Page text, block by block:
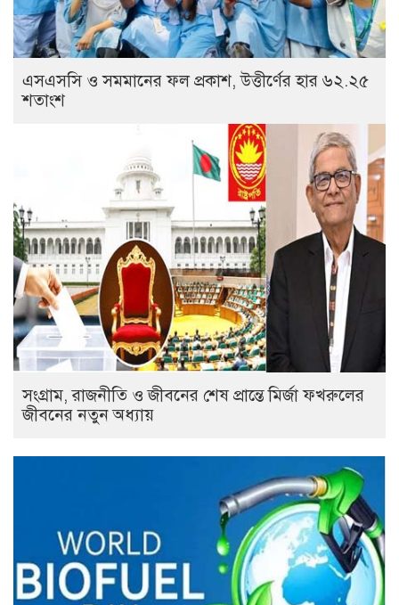
এসএসসি ও সমমানের ফল প্রকাশ, উত্তীর্ণের হার ৬২.২৫
শতাংশ
সংগ্রাম, রাজনীতি ও জীবনের শেষ প্রান্তে মির্জা ফখরুলের
জীবনের নতুন অধ্যায়